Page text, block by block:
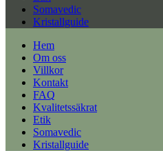
Somavedic
Kristallguide
Hem
Om oss
Villkor
Kontakt
FAQ
Kvalitetssäkrat
Etik
Somavedic
Kristallguide